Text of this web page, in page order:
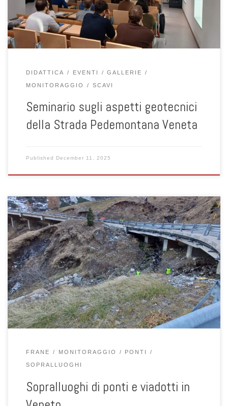
dell’opera. Nel corso dell’intervento sono stati approfonditi il
contesto del […]
DIDATTICA EVENTI GALLERIE
MONITORAGGIO SCAVI
Seminario sugli aspetti geotecnici
della Strada Pedemontana Veneta
Published December 11, 2025
I giorni 12 e 13 novembre 2025, Fabio Gabrieli, Alessandro Scala,
Mahmoud Nohadani e una studentessa hanno effettuato una
campagna di sopralluoghi su una decina di ponti nel territorio
bellunese, includendo manufatti localizzati in aree soggette a
movimenti franosi attivi o quiescenti. L’iniziativa rientrava in
un’attività di valutazione tecnico-scientifica e […]
FRANE MONITORAGGIO PONTI
SOPRALLUOGHI
Sopralluoghi di ponti e viadotti in